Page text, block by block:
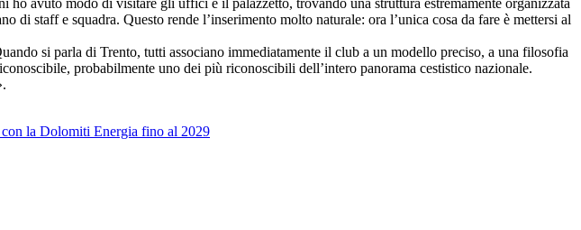
staff e squadra. Questo rende l’inserimento molto naturale: ora l’unica cosa da fare è mettersi al
si parla di Trento, tutti associano immediatamente il club a un modello preciso, a una filosofia
probabilmente uno dei più riconoscibili dell’intero panorama cestistico nazionale.
la Dolomiti Energia fino al 2029